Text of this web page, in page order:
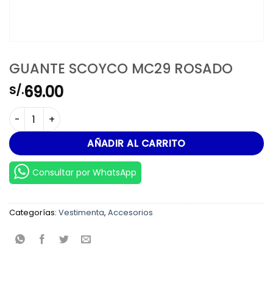
GUANTE SCOYCO MC29 ROSADO
S/.69.00
GUANTE SCOYCO MC29 ROSADO cantidad
AÑADIR AL CARRITO
Consultar por WhatsApp
Categorías: Vestimenta, Accesorios